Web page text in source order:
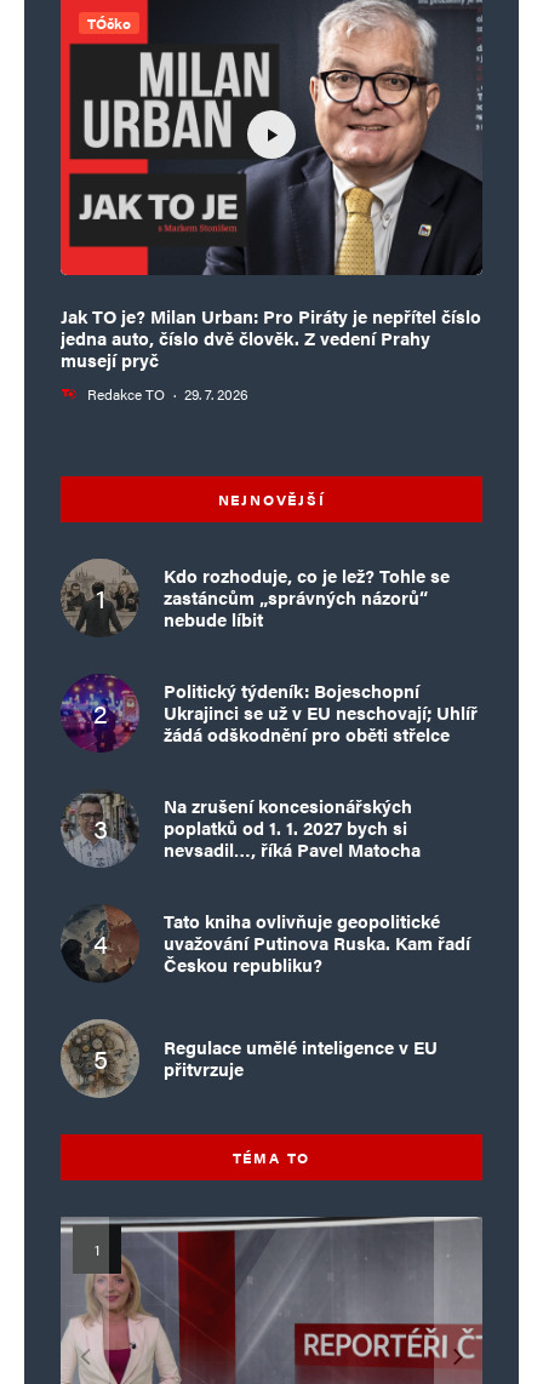
TÓčko
Jak TO je? Milan Urban: Pro Piráty je nepřítel číslo
jedna auto, číslo dvě člověk. Z vedení Prahy
musejí pryč
Redakce TO · 29. 7. 2026
NEJNOVĚJŠÍ
Kdo rozhoduje, co je lež? Tohle se
zastáncům „správných názorů“
nebude líbit
Politický týdeník: Bojeschopní
Ukrajinci se už v EU neschovají; Uhlíř
žádá odškodnění pro oběti střelce
Na zrušení koncesionářských
poplatků od 1. 1. 2027 bych si
nevsadil…, říká Pavel Matocha
Tato kniha ovlivňuje geopolitické
uvažování Putinova Ruska. Kam řadí
Českou republiku?
Regulace umělé inteligence v EU
přitvrzuje
TÉMA TO
Islamistický teror v EU, 6. díl:
Brutální poprava 85letého
Islamistický teror v EU, 5. díl:
Mýty o Václavu Klausovi:
Pivo, jazz, hádky, loajalita
Vymíráme a politici lžou:
porodnost nezachrání